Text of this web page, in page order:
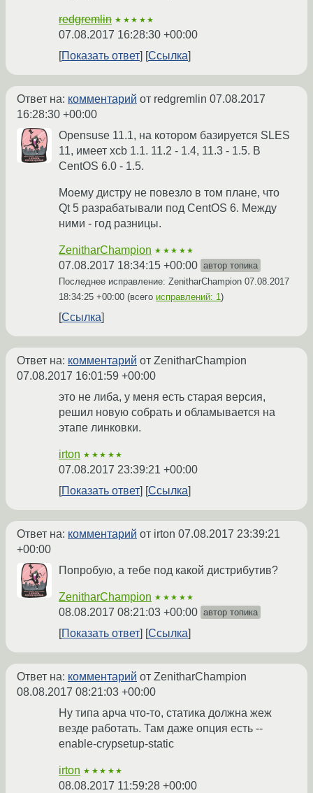
redgremlin ★★★★★
07.08.2017 16:28:30 +00:00
Показать ответ
Ссылка
Ответ на: комментарий от redgremlin 07.08.2017
16:28:30 +00:00
Opensuse 11.1, на котором базируется SLES
11, имеет xcb 1.1. 11.2 - 1.4, 11.3 - 1.5. В
CentOS 6.0 - 1.5.
Моему дистру не повезло в том плане, что
Qt 5 разрабатывали под CentOS 6. Между
ними - год разницы.
ZenitharChampion ★★★★★
07.08.2017 18:34:15 +00:00 автор топика
Последнее исправление: ZenitharChampion 07.08.2017
18:34:25 +00:00 (всего исправлений: 1)
Ссылка
Ответ на: комментарий от ZenitharChampion
07.08.2017 16:01:59 +00:00
это не либа, у меня есть старая версия,
решил новую собрать и обламывается на
этапе линковки.
irton ★★★★★
07.08.2017 23:39:21 +00:00
Показать ответ
Ссылка
Ответ на: комментарий от irton 07.08.2017 23:39:21
+00:00
Попробую, а тебе под какой дистрибутив?
ZenitharChampion ★★★★★
08.08.2017 08:21:03 +00:00 автор топика
Показать ответ Ссылка
Ответ на: комментарий от ZenitharChampion
08.08.2017 08:21:03 +00:00
Ну типа арча что-то, статика должна жеж
везде работать. Там даже опция есть --
enable-crypsetup-static
irton ★★★★★
08.08.2017 11:59:28 +00:00